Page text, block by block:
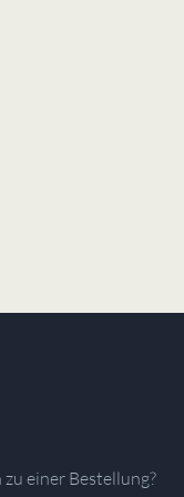
zu einer Bestellung?